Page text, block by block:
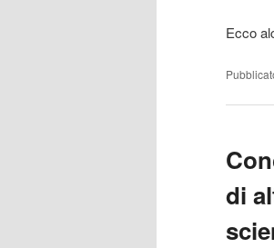
Ecco
di